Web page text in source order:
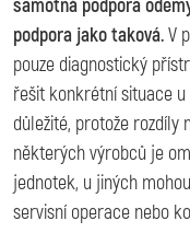
samotná podpora
podpora jako taková.V
pouze diagnostický
řešit konkrétní situace u
důležité, protože rozdíly
některých výrobců je
jednotek, u jiných
servisní operace nebo